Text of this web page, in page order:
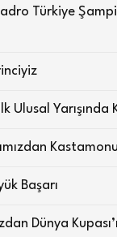
Türkiye
Ulusal Yarışında
Başarı
Dünya